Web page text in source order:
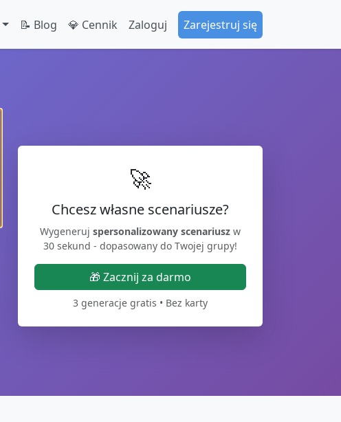
📝 Blog 💎 Cennik Zaloguj Zarejestruj się
🚀
Chcesz własne scenariusze?
Wygeneruj spersonalizowany scenariusz w
30 sekund - dopasowany do Twojej grupy!
🎁 Zacznij za darmo
3 generacje gratis • Bez karty